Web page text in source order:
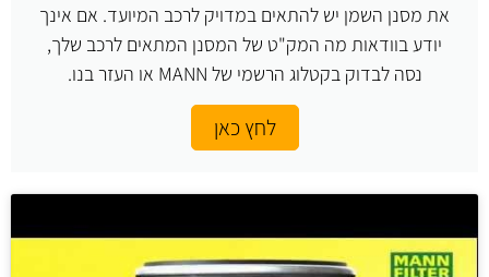
את מסנן השמן יש להתאים במדויק לרכב המיועד. אם אינך
יודע בוודאות מה המק"ט של המסנן המתאים לרכב שלך,
נסה לבדוק בקטלוג הרשמי של MANN או העזר בנו.
לחץ כאן